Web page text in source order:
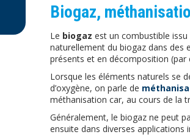
Biogaz,
Le biogaz est un combustible
naturellement du biogaz dans des
présents et en décomposition (par
Lorsque les éléments naturels se
d’oxygène, on parle de
méthanisation car, au cours de la
Généralement, le biogaz ne peut
ensuite dans diverses applications